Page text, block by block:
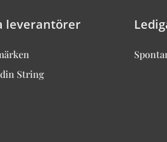
leverantörer
String